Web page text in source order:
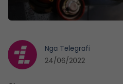
Nga Telegrafi
24/06/2022